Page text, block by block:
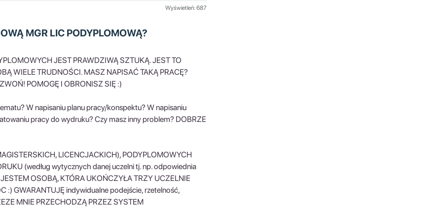
Wyświetleń: 687
MGR LIC PODYPLOMOWĄ?
JEST PRAWDZIWĄ SZTUKĄ. JEST TO
WIELE TRUDNOŚCI. MASZ NAPISAĆ TAKĄ PRACĘ?
POMOGĘ I OBRONISZ SIĘ :)
W napisaniu planu pracy/konspektu? W napisaniu
pracy do wydruku? Czy masz inny problem? DOBRZE
LICENCJACKICH), PODYPLOMOWYCH
(według wytycznych danej uczelni tj. np. odpowiednia
OSOBĄ, KTÓRA UKOŃCZYŁA TRZY UCZELNIE
:) GWARANTUJĘ indywidualne podejście, rzetelność,
MNIE PRZECHODZĄ PRZEZ SYSTEM